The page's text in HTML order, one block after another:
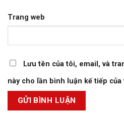
Trang web
Lưu tên của tôi, email, và
này cho lần bình luận kế tiếp của